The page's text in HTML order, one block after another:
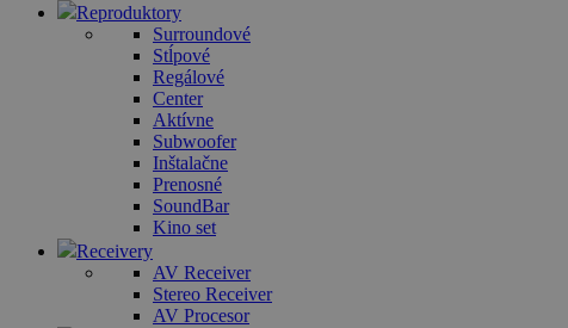
Reproduktory
Surroundové
Stĺpové
Regálové
Center
Aktívne
Subwoofer
Inštalačne
Prenosné
SoundBar
Kino set
Receivery
AV Receiver
Stereo Receiver
AV Procesor